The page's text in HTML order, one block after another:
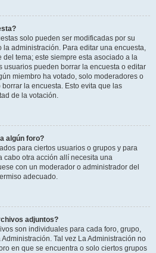
solo pueden ser modificadas por su
administración. Para editar una encuesta,
del tema; este siempre esta asociado a la
usuarios pueden borrar la encuesta o editar
miembro ha votado, solo moderadores o
la encuesta. Esto evita que las
de la votación.
algún foro?
para ciertos usuarios o grupos y para
cabo otra acción allí necesita una
con un moderador o administrador del
adecuado.
adjuntos?
son individuales para cada foro, grupo,
Tal vez La Administración no
en que se encuentra o solo ciertos grupos